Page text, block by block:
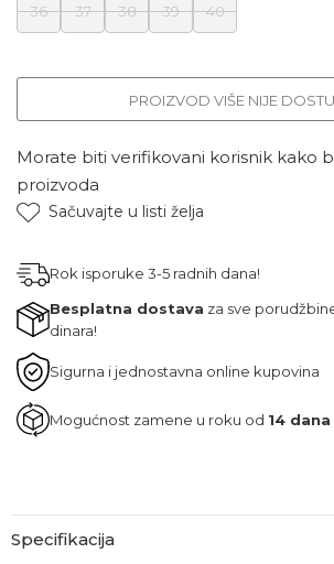
36 37 38 39 40
PROIZVOD VIŠE NIJE
Morate biti verifikovani korisnik kako
proizvoda
Sačuvajte u listi želja
Rok isporuke 3-5 radnih dana!
Besplatna dostava za sve
dinara!
Sigurna i jednostavna online kupovina
Mogućnost zamene u roku od 14 dana
Specifikacija